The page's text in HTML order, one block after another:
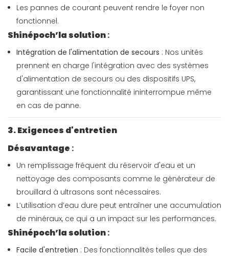
Les pannes de courant peuvent rendre le foyer non
fonctionnel.
Shinépoch’la solution:
Intégration de l'alimentation de secours : Nos unités
prennent en charge l'intégration avec des systèmes
d'alimentation de secours ou des dispositifs UPS,
garantissant une fonctionnalité ininterrompue même
en cas de panne.
3. Exigences d'entretien
Désavantage :
Un remplissage fréquent du réservoir d'eau et un
nettoyage des composants comme le générateur de
brouillard à ultrasons sont nécessaires.
L’utilisation d’eau dure peut entraîner une accumulation
de minéraux, ce qui a un impact sur les performances.
Shinépoch’la solution:
Facile d'entretien : Des fonctionnalités telles que des